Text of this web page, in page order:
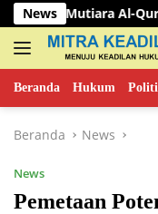
Langsung
ke
konten
News
Al-Qur’an
Beranda Hukum
Beranda News
News
Pemetaan